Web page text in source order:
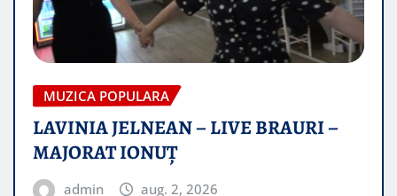
MUZICA POPULARA
LAVINIA JELNEAN – LIVE BRAURI –
MAJORAT IONUŢ
admin aug. 2, 2026